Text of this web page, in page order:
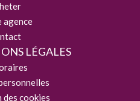
agence
LÉGALES
cookies